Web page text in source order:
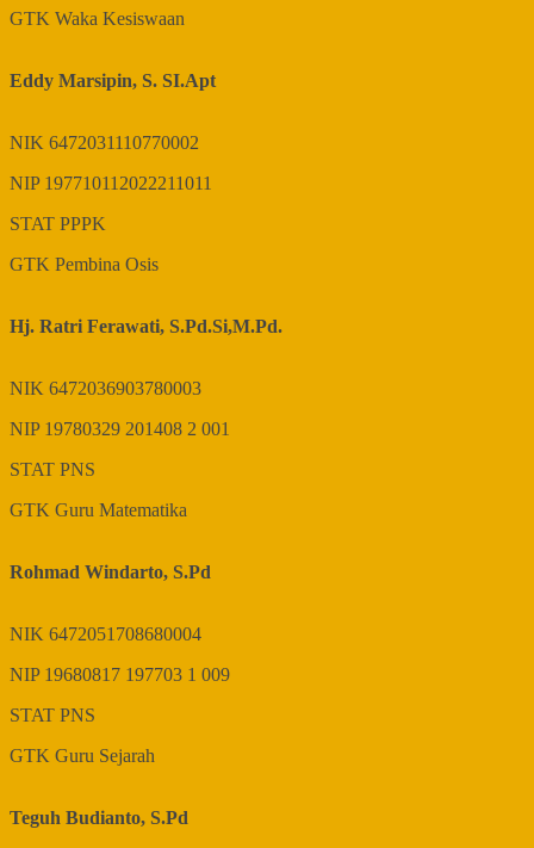
GTK Waka Kesiswaan
Eddy Marsipin, S. SI.Apt
NIK 6472031110770002
NIP 197710112022211011
STAT PPPK
GTK Pembina Osis
Hj. Ratri Ferawati, S.Pd.Si,M.Pd.
NIK 6472036903780003
NIP 19780329 201408 2 001
STAT PNS
GTK Guru Matematika
Rohmad Windarto, S.Pd
NIK 6472051708680004
NIP 19680817 197703 1 009
STAT PNS
GTK Guru Sejarah
Teguh Budianto, S.Pd